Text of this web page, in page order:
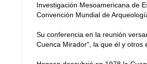
Investigación Mesoamericana de
Convención Mundial de
Su conferencia en la reunión
Cuenca Mirador", la que él y otros